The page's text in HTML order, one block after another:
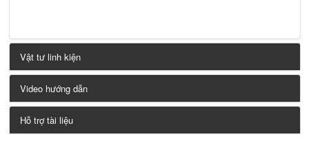
Vật tư linh kiện
Video hướng dẫn
Hỗ trợ tài liệu